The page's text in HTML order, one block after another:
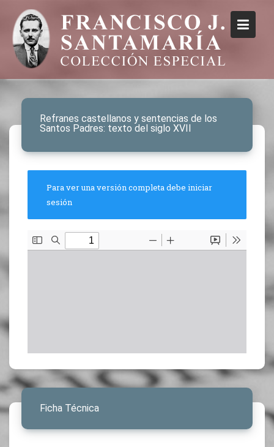
Refranes castellanos y sentencias de los
Santos Padres: texto del siglo XVII
Para ver una versión completa debe iniciar
sesión
Ficha Técnica